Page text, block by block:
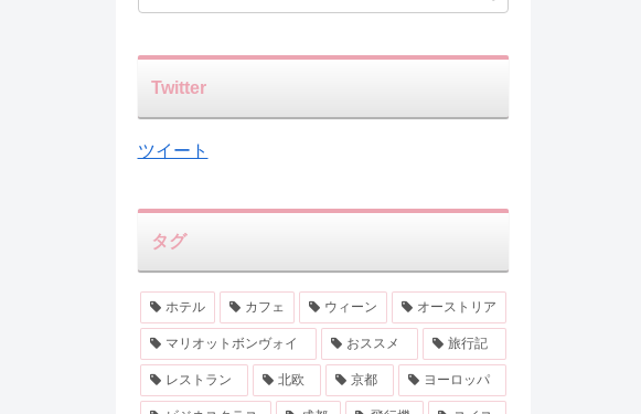
Twitter
ツイート
タグ
ホテル カフェ ウィーン オーストリア
マリオットボンヴォイ おススメ 旅行記
レストラン 北欧 京都 ヨーロッパ